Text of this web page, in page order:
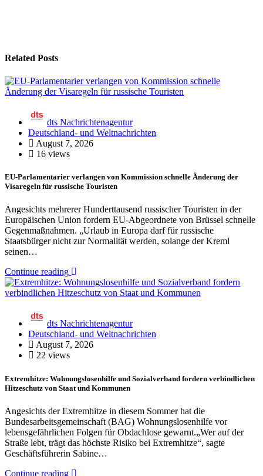
Related Posts
dts Nachrichtenagentur
Deutschland- und Weltnachrichten
August 7, 2026
16 views
EU-Parlamentarier verlangen von Kommission schnelle Änderung der
Visaregeln für russische Touristen
Angesichts mehrerer Hunderttausend russischer Touristen in der
Europäischen Union fordern EU-Abgeordnete von Brüssel schnelle
Gegenmaßnahmen. „Urlaub in Europa darf für russische
Staatsbürger nicht zur Normalität werden, solange der Kreml
seinen…
Continue reading
dts Nachrichtenagentur
Deutschland- und Weltnachrichten
August 7, 2026
22 views
Extremhitze: Wohnungslosenhilfe und Sozialverband fordern verbindlichen
Hitzeschutz von Staat und Kommunen
Angesichts der Extremhitze in diesem Sommer hat die
Bundesarbeitsgemeinschaft (BAG) Wohnungslosenhilfe vor
lebensgefährlichen Folgen für Obdachlose gewarnt.„Wer auf der
Straße lebt, trägt das höchste Risiko bei Extremhitze“, sagte
Geschäftsführerin Sabine…
Continue reading